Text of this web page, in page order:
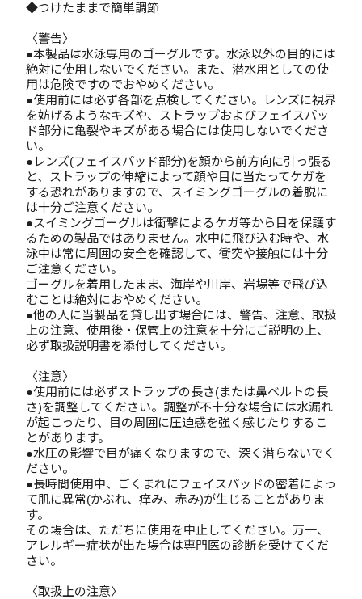
◆つけたままで簡単調節
〈警告〉
●本製品は水泳専用のゴーグルです。水泳以外の目的には
絶対に使用しないでください。また、潜水用としての使
用は危険ですのでおやめください。
●使用前には必ず各部を点検してください。レンズに視界
を妨げるようなキズや、ストラップおよびフェイスパッ
ド部分に亀裂やキズがある場合には使用しないでくださ
い。
●レンズ(フェイスパッド部分)を顔から前方向に引っ張る
と、ストラップの伸縮によって顔や目に当たってケガを
する恐れがありますので、スイミングゴーグルの着脱に
は十分ご注意ください。
●スイミングゴーグルは衝撃によるケガ等から目を保護す
るための製品ではありません。水中に飛び込む時や、水
泳中は常に周囲の安全を確認して、衝突や接触には十分
ご注意ください。
ゴーグルを着用したまま、海岸や川岸、岩場等で飛び込
むことは絶対におやめください。
●他の人に当製品を貸し出す場合には、警告、注意、取扱
上の注意、使用後・保管上の注意を十分にご説明の上、
必ず取扱説明書を添付してください。
〈注意〉
●使用前には必ずストラップの長さ(または鼻ベルトの長
さ)を調整してください。調整が不十分な場合には水漏れ
が起こったり、目の周囲に圧迫感を強く感じたりするこ
とがあります。
●水圧の影響で目が痛くなりますので、深く潜らないでく
ださい。
●長時間使用中、ごくまれにフェイスパッドの密着によっ
て肌に異常(かぶれ、痒み、赤み)が生じることがありま
す。
その場合は、ただちに使用を中止してください。万一、
アレルギー症状が出た場合は専門医の診断を受けてくだ
さい。
〈取扱上の注意〉